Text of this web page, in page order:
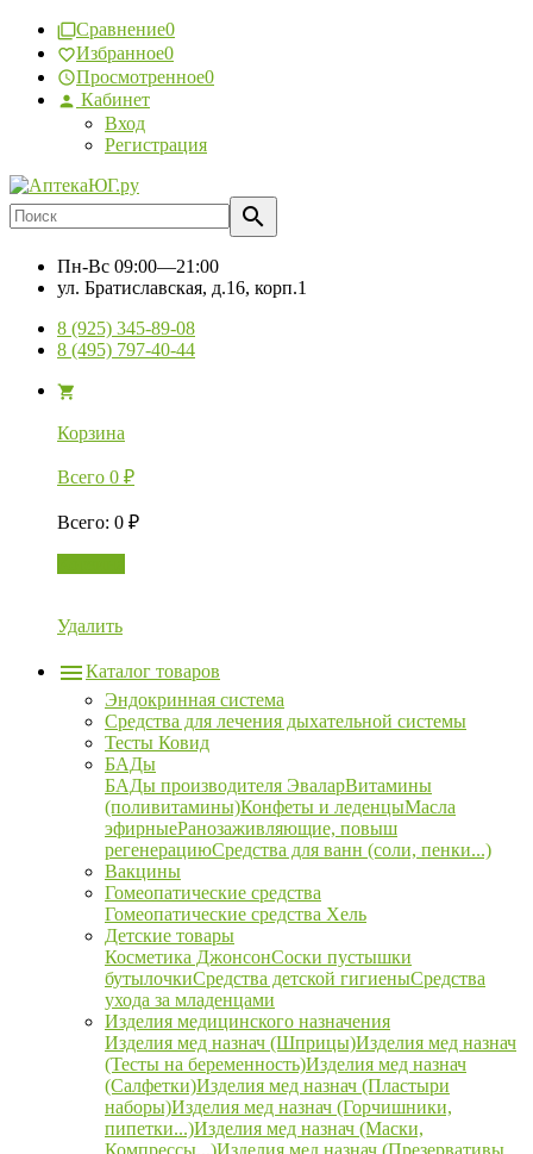
Сравнение0
Избранное0
Просмотренное0
Кабинет
Вход
Регистрация
Пн-Вс 09:00—21:00
ул. Братиславская, д.16, корп.1
8 (925) 345-89-08
8 (495) 797-40-44
Корзина
Всего 0 ₽
Всего: 0 ₽
Удалить
Каталог товаров
Эндокринная система
Средства для лечения дыхательной системы
Тесты Ковид
БАДы
БАДы производителя ЭваларВитамины
(поливитамины)Конфеты и леденцыМасла
эфирныеРанозаживляющие, повыш
регенерациюСредства для ванн (соли, пенки...)
Вакцины
Гомеопатические средства
Гомеопатические средства Хель
Детские товары
Косметика ДжонсонСоски пустышки
бутылочкиСредства детской гигиеныСредства
ухода за младенцами
Изделия медицинского назначения
Изделия мед назнач (Шприцы)Изделия мед назнач
(Тесты на беременность)Изделия мед назнач
(Салфетки)Изделия мед назнач (Пластыри
наборы)Изделия мед назнач (Горчишники,
пипетки...)Изделия мед назнач (Маски,